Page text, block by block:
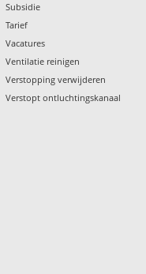
Subsidie
Tarief
Vacatures
Ventilatie reinigen
Verstopping verwijderen
Verstopt ontluchtingskanaal